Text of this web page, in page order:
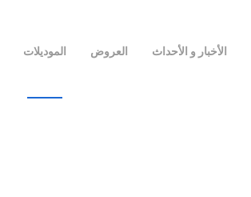
الأخبار و الأحداث العروض الموديلات